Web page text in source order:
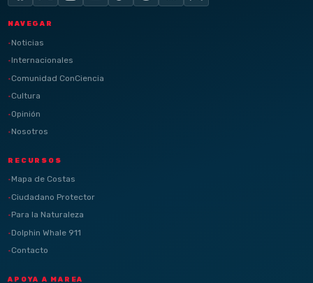
NAVEGAR
Noticias
Internacionales
Comunidad ConCiencia
Cultura
Opinión
Nosotros
RECURSOS
Mapa de Costas
Ciudadano Protector
Para la Naturaleza
Dolphin Whale 911
Contacto
APOYA A MAREA